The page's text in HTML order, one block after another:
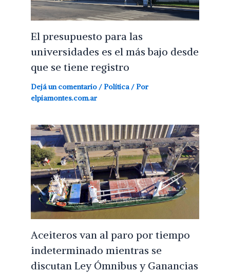
El presupuesto para las
universidades es el más bajo desde
que se tiene registro
Dejá un comentario / Política / Por
elpiamontes.com.ar
Aceiteros van al paro por tiempo
indeterminado mientras se
discutan Ley Ómnibus y Ganancias